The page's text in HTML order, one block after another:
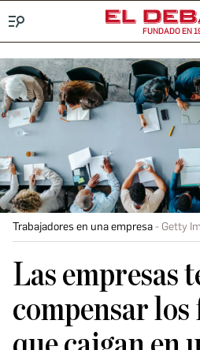
FUNDADO EN
Trabajadores en una empresa Getty
Las empresas
compensar los